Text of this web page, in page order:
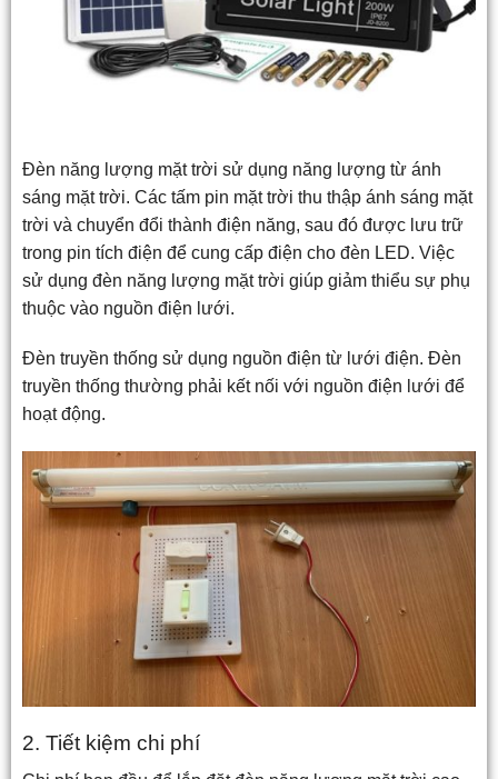
Đèn năng lượng mặt trời sử dụng năng lượng từ ánh
sáng mặt trời. Các tấm pin mặt trời thu thập ánh sáng mặt
trời và chuyển đổi thành điện năng, sau đó được lưu trữ
trong pin tích điện để cung cấp điện cho đèn LED. Việc
sử dụng đèn năng lượng mặt trời giúp giảm thiểu sự phụ
thuộc vào nguồn điện lưới.
Đèn truyền thống sử dụng nguồn điện từ lưới điện. Đèn
truyền thống thường phải kết nối với nguồn điện lưới để
hoạt động.
2. Tiết kiệm chi phí